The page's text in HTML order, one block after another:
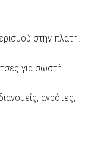
στην πλάτη.
για σωστή
αγρότες,